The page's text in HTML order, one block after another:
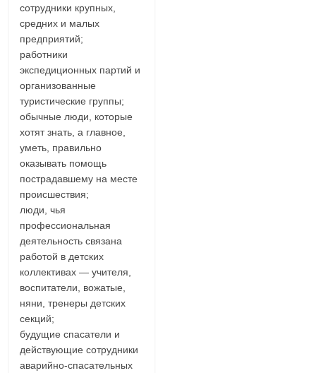
сотрудники крупных,
средних и малых
предприятий;
работники
экспедиционных партий и
организованные
туристические группы;
обычные люди, которые
хотят знать, а главное,
уметь, правильно
оказывать помощь
пострадавшему на месте
происшествия;
люди, чья
профессиональная
деятельность связана
работой в детских
коллективах — учителя,
воспитатели, вожатые,
няни, тренеры детских
секций;
будущие спасатели и
действующие сотрудники
аварийно-спасательных